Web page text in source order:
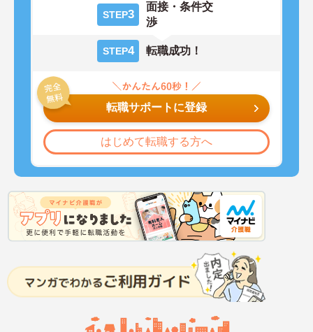
STEP3
面接・条件交
渉
STEP4 転職成功！
転職サポートに登録
はじめて転職する方へ